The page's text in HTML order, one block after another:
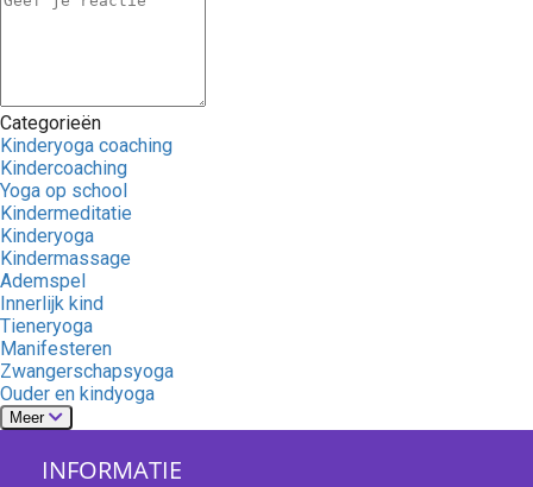
Categorieën
Kinderyoga coaching
Kindercoaching
Yoga op school
Kindermeditatie
Kinderyoga
Kindermassage
Ademspel
Innerlijk kind
Tieneryoga
Manifesteren
Zwangerschapsyoga
Ouder en kindyoga
Meer
INFORMATIE